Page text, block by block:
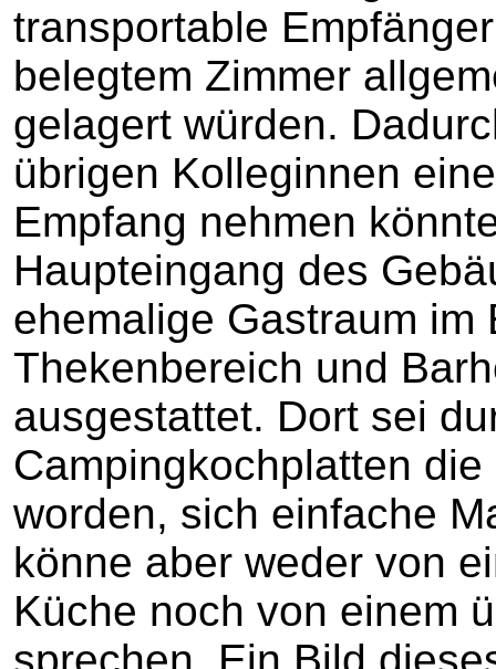
transportable
belegtem Zimmer
gelagert würden.
übrigen Kolleginnen
Empfang nehmen
Haupteingang des
ehemalige Gastraum
Thekenbereich und
ausgestattet. Dort sei
Campingkochplatten
worden, sich einfache
könne aber weder von
Küche noch von einem